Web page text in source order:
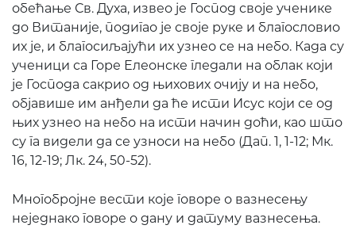
обећање Св. Духа, извео је Господ своје ученике
до Витаније, подигао је своје руке и благословио
их је, и благосиљајући их узнео се на небо. Када су
ученици са Горе Елеонске гледали на облак који
је Господа сакрио од њихових очију и на небо,
објавише им анђели да ће исти Исус који се од
њих узнео на небо на исти начин доћи, као што
су га видели да се узноси на небо (Дап. 1, 1-12; Мк.
16, 12-19; Лк. 24, 50-52).
Многобројне вести које говоре о вазнесењу
неједнако говоре о дану и датуму вазнесења.